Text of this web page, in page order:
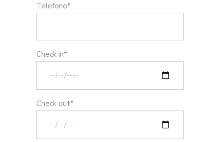
Telefono*
Check in*
Check out*